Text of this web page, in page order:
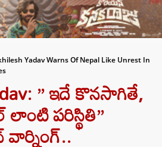
Yadav Warns Of Nepal Like Unrest In
” ఇదే కొనసాగితే,
పరిస్థితి”